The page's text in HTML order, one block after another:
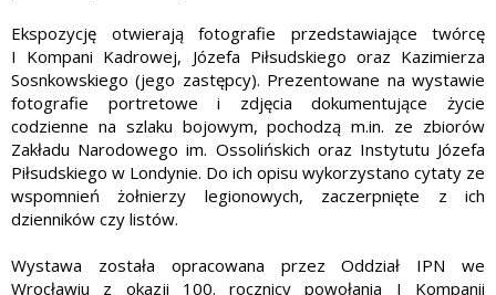
Ekspozycję otwierają fotografie przedstawiające twórcę
I Kompani Kadrowej, Józefa Piłsudskiego oraz Kazimierza
Sosnkowskiego (jego zastępcy). Prezentowane na wystawie
fotografie portretowe i zdjęcia dokumentujące życie
codzienne na szlaku bojowym, pochodzą m.in. ze zbiorów
Zakładu Narodowego im. Ossolińskich oraz Instytutu Józefa
Piłsudskiego w Londynie. Do ich opisu wykorzystano cytaty ze
wspomnień żołnierzy legionowych, zaczerpnięte z ich
dzienników czy listów.
Wystawa została opracowana przez Oddział IPN we
Wrocławiu z okazji 100. rocznicy powołania I Kompanii